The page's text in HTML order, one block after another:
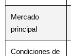
Mercado
principal
Condiciones de